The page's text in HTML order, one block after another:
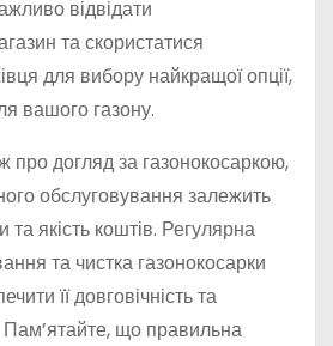
відвідати
та скористатися
для вибору найкращої опції,
вашого газону.
про догляд за газонокосаркою,
обслуговування залежить
та якість коштів. Регулярна
та чистка газонокосарки
її довговічність та
що правильна